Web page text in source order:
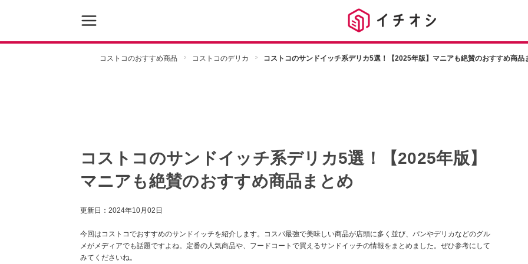
コストコのおすすめ商品 コストコのデリカ コストコのサンドイッチ系デリカ5選！【2025年版】マニアも絶賛のおすすめ商品
コストコのサンドイッチ系デリカ5選！【2025年版】
マニアも絶賛のおすすめ商品まとめ
更新日： 2024年10月02日
今回はコストコでおすすめのサンドイッチを紹介します。コスパ最強で美味しい商品が店頭に多く並び、パンやデリカなどのグル
メがメディアでも話題ですよね。定番の人気商品や、フードコートで買えるサンドイッチの情報をまとめました。ぜひ参考にして
みてくださいね。